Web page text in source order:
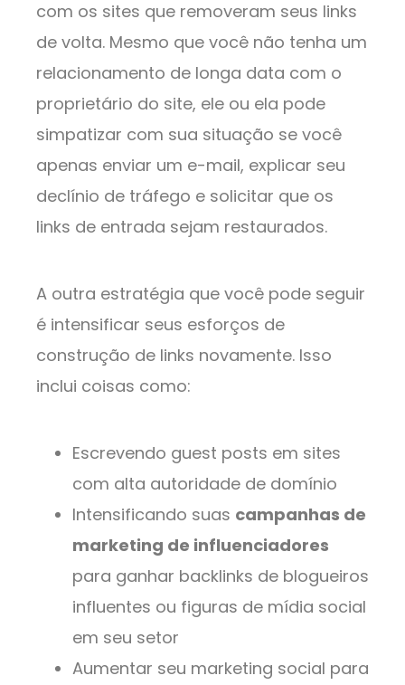
com os sites que removeram seus links
de volta. Mesmo que você não tenha um
relacionamento de longa data com o
proprietário do site, ele ou ela pode
simpatizar com sua situação se você
apenas enviar um e-mail, explicar seu
declínio de tráfego e solicitar que os
links de entrada sejam restaurados.
A outra estratégia que você pode seguir
é intensificar seus esforços de
construção de links novamente. Isso
inclui coisas como:
Escrevendo guest posts em sites
com alta autoridade de domínio
Intensificando suas campanhas de
marketing de influenciadores
para ganhar backlinks de blogueiros
influentes ou figuras de mídia social
em seu setor
Aumentar seu marketing social para